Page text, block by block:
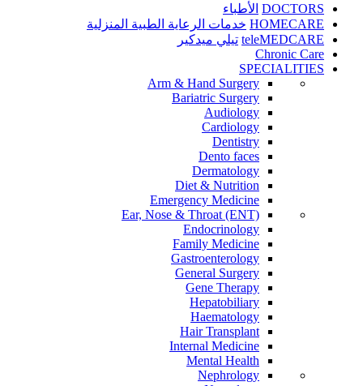
DOCTORS الأطباء
HOMECARE خدمات الرعاية الطبية المنزلية
teleMEDCARE تيلي ميدكير
Chronic Care
SPECIALITIES
Arm & Hand Surgery
Bariatric Surgery
Audiology
Cardiology
Dentistry
Dento faces
Dermatology
Diet & Nutrition
Emergency Medicine
Ear, Nose & Throat (ENT)
Endocrinology
Family Medicine
Gastroenterology
General Surgery
Gene Therapy
Hepatobiliary
Haematology
Hair Transplant
Internal Medicine
Mental Health
Nephrology